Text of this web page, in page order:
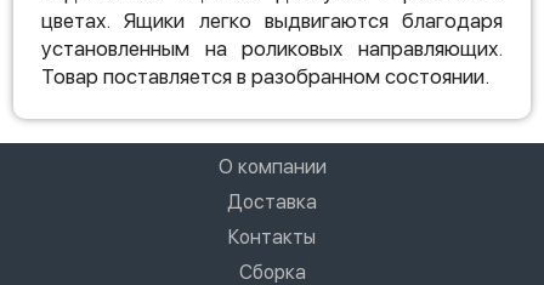
цветах. Ящики легко выдвигаются благодаря
установленным на роликовых направляющих.
Товар поставляется в разобранном состоянии.
О компании
Доставка
Контакты
Сборка